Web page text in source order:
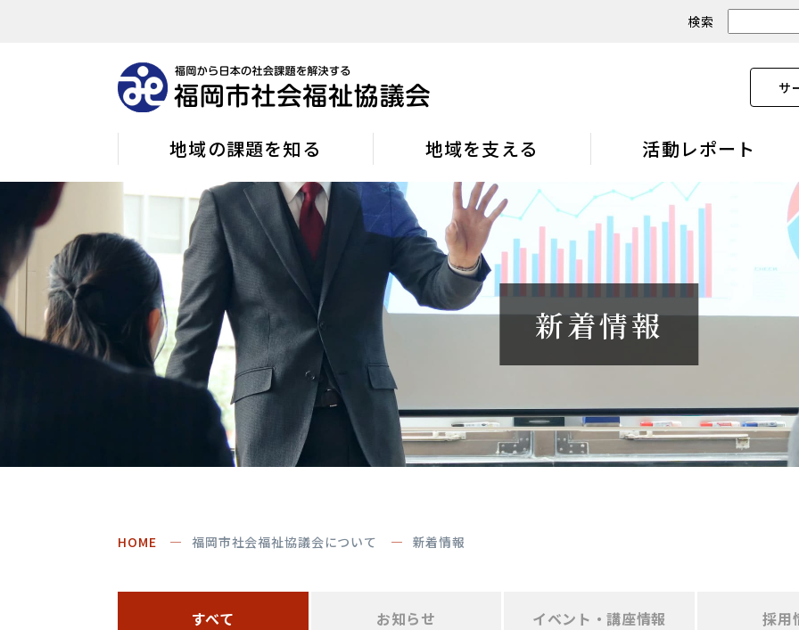
検索
サ
地域の課題を知る 地域を支える 活動レポート
新着情報
HOME 福岡市社会福祉協議会について 新着情報
すべて お知らせ イベント・講座情報 採用